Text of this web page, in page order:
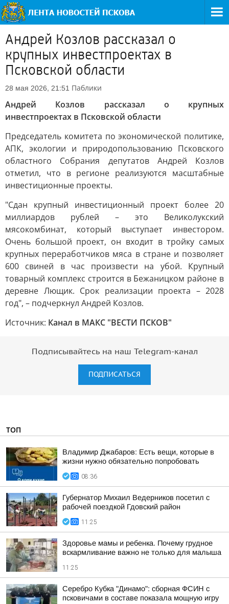
Андрей Козлов рассказал о
крупных инвестпроектах в
Псковской области
28 мая 2026, 21:51 Паблики
Андрей Козлов рассказал о крупных
инвестпроектах в Псковской области
Председатель комитета по экономической политике,
АПК, экологии и природопользованию Псковского
областного Собрания депутатов Андрей Козлов
отметил, что в регионе реализуются масштабные
инвестиционные проекты.
"Сдан крупный инвестиционный проект более 20
миллиардов рублей – это Великолукский
мясокомбинат, который выступает инвестором.
Очень большой проект, он входит в тройку самых
крупных переработчиков мяса в стране и позволяет
600 свиней в час произвести на убой. Крупный
товарный комплекс строится в Бежаницком районе в
деревне Лющик. Срок реализации проекта – 2028
год", – подчеркнул Андрей Козлов.
Источник: Канал в МАКС "ВЕСТИ ПСКОВ"
Подписывайтесь на наш Telegram-канал
ПОДПИСАТЬСЯ
ТОП
Владимир Джабаров: Есть вещи, которые в
жизни нужно обязательно попробовать
08:36
Губернатор Михаил Ведерников посетил с
рабочей поездкой Гдовский район
11:25
Здоровье мамы и ребенка. Почему грудное
вскармливание важно не только для малыша
11:25
Серебро Кубка "Динамо": сборная ФСИН с
псковичами в составе показала мощную игру